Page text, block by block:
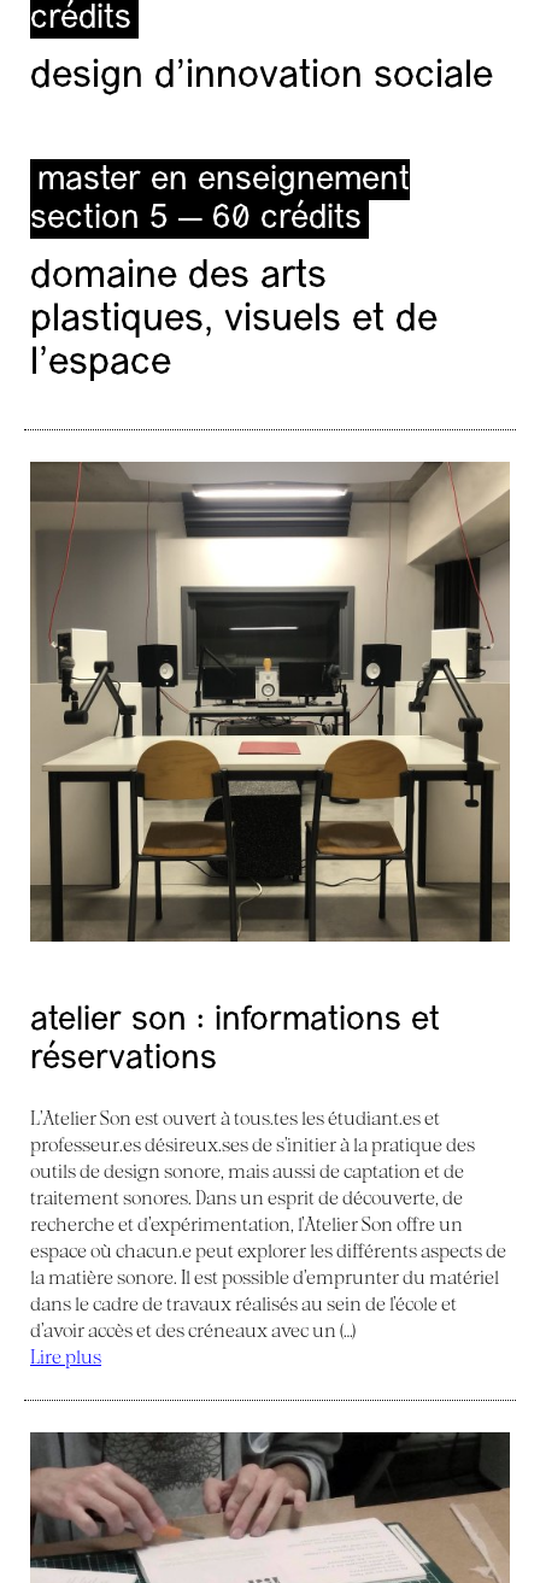
crédits
design d'innovation sociale
master en enseignement
section 5 — 60 crédits
domaine des arts
plastiques, visuels et de
l’espace
atelier son : informations et
réservations
L’Atelier Son est ouvert à tous.tes les étudiant.es et
professeur.es désireux.ses de s’initier à la pratique des
outils de design sonore, mais aussi de captation et de
traitement sonores. Dans un esprit de découverte, de
recherche et d’expérimentation, l’Atelier Son offre un
espace où chacun.e peut explorer les différents aspects de
la matière sonore. Il est possible d’emprunter du matériel
dans le cadre de travaux réalisés au sein de l’école et
d’avoir accès et des créneaux avec un (…)
Lire plus